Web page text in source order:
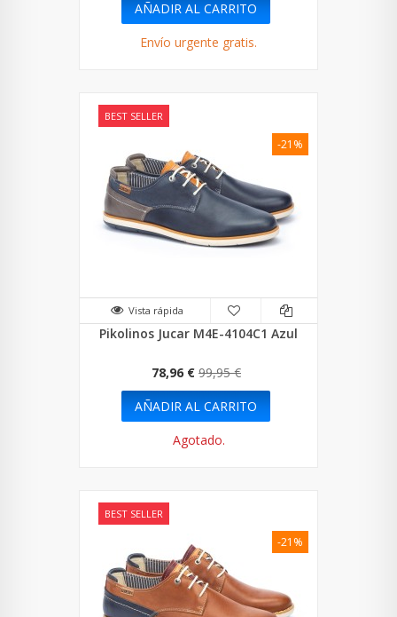
AÑADIR AL CARRITO
Envío urgente gratis.
BEST SELLER
Vista rápida
Pikolinos Jucar M4E-4104C1 Azul
78,96 € 99,95 €
-21%
AÑADIR AL CARRITO
Agotado.
BEST SELLER
-21%